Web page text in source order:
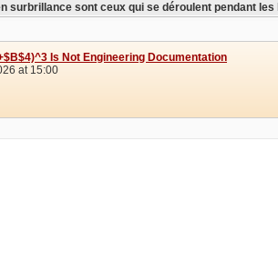
surbrillance sont ceux qui se déroulent pendant
Is Not Engineering Documentation
at 15:00